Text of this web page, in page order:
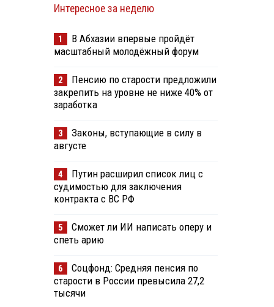
Интересное за неделю
1
В Абхазии впервые пройдёт
масштабный молодёжный форум
2
Пенсию по старости предложили
закрепить на уровне не ниже 40% от
заработка
3
Законы, вступающие в силу в
августе
4
Путин расширил список лиц с
судимостью для заключения
контракта с ВС РФ
5
Сможет ли ИИ написать оперу и
спеть арию
6
Соцфонд: Средняя пенсия по
старости в России превысила 27,2
тысячи